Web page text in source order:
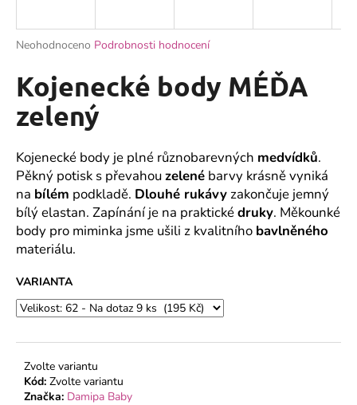
Průměrné
produktu
je
z
hvězdiček.
Neohodnoceno Podrobnosti hodnocení
Kojenecké body MÉĎA
zelený
Kojenecké body je plné různobarevných medvídků.
Pěkný potisk s převahouzelené barvy krásně vyniká
na bílém podkladě. Dlouhé rukávy zakončuje jemný
bílý elastan. Zapínání je na praktickédruky. Měkounké
body pro miminka jsme ušili z kvalitního bavlněného
materiálu.
VARIANTA
Zvolte variantu
Kód: Zvolte variantu
Značka: Damipa Baby
j
t
?
HLEDAT
D
o
p
o
u
u